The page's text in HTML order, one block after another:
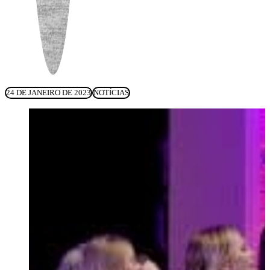
24 DE JANEIRO DE 2023 NOTÍCIAS